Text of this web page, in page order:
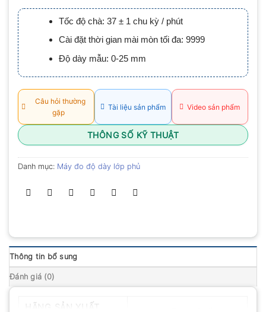
xếp
hạng
0.0
5
sao
Tốc độ chà: 37 ± 1 chu kỳ / phút
Cài đặt thời gian mài mòn tối đa: 9999
Độ dày mẫu: 0-25 mm
Câu hỏi thường
gặp
Tài liệu sản phẩm Video sản phẩm
THÔNG SỐ KỸ THUẬT
Danh mục: Máy đo độ dày lớp phủ
Thông tin bổ sung
Đánh giá (0)